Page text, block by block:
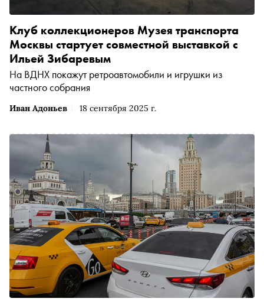
Иван Адоньев 18 сентября 2025 г.
Клуб коллекционеров Музея транспорта
Москвы стартует совместной выставкой с
Ильей Зибаревым
На ВДНХ покажут ретроавтомобили и игрушки из
частного собрания